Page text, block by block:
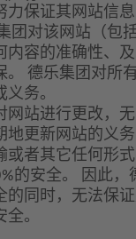
力保证其网站信
团对该网站（包
内容的准确性、
。 德乐集团对所
务。
网站进行更改，
更新网站的义务
或者其它任何形
的安全。 因此，
的同时，无法保
。